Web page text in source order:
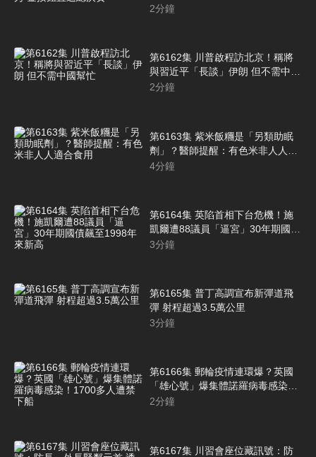
送總決賽
2分鐘
第6162集 川普啟程訪北京！稱將
與習近平「長談」伊朗 但不需中國
幫忙
2分鐘
第6163集 紫米飯糰是「另類助眠
劑」？醫師提醒：有色米非人人適
合食用
4分鐘
第6164集 英陷首相下台危機！施
凱爾遭88議員「逼宮」30年期國債
飆至1998年來新高
3分鐘
第6165集 普丁高調宣布新彈道飛
彈 射程超過3.5萬公里
3分鐘
第6166集 郵輪疫情連環爆？英國
「雄心號」爆集體諾羅病毒感染！
1700多人遭禁下船
2分鐘
第6167集 川習會座位藏訊號：防